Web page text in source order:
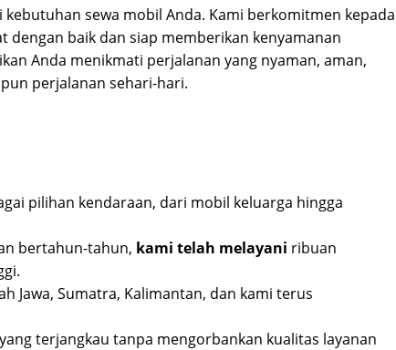
sewa mobil Anda. Kami berkomitmen kepada
dengan baik dan siap memberikan kenyamanan
Anda menikmati perjalanan yang nyaman, aman,
perjalanan sehari-hari.
pilihan kendaraan, dari mobil keluarga hingga
bertahun-tahun, kami telah melayani ribuan
Jawa, Sumatra, Kalimantan, dan kami terus
terjangkau tanpa mengorbankan kualitas layanan